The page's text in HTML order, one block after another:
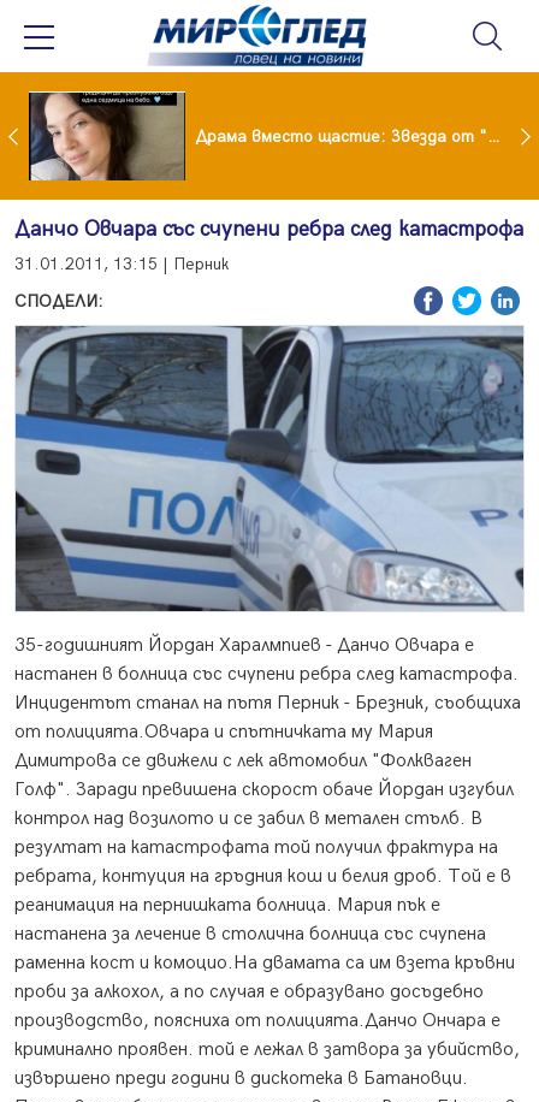
Лияна пропищя от изкуствения интелект Драма вместо щастие: Звезда от "Татковци" е в болница с високорискова бременност
Данчо Овчара със счупени ребра след катастрофа
31.01.2011, 13:15 | Перник
СПОДЕЛИ:
35-годишният Йордан Харалмпиев - Данчо Овчара е
настанен в болница със счупени ребра след катастрофа.
Инцидентът станал на пътя Перник - Брезник, съобщиха
от полицията.Овчара и спътничката му Мария
Димитрова се движели с лек автомобил "Фолкваген
Голф". Заради превишена скорост обаче Йордан изгубил
контрол над возилото и се забил в метален стълб. В
резултат на катастрофата той получил фрактура на
ребрата, контуция на гръдния кош и белия дроб. Той е в
реанимация на пернишката болница. Мария пък е
настанена за лечение в столична болница със счупена
раменна кост и комоцио.На двамата са им взета кръвни
проби за алкохол, а по случая е образувано досъдебно
производство, поясниха от полицията.Данчо Ончара е
криминално проявен. той е лежал в затвора за убийство,
извършено преди години в дискотека в Батановци.